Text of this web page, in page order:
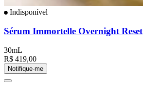
Indisponível
Sérum Immortelle Overnight Reset
30mL
R$ 419,00
Notifique-me